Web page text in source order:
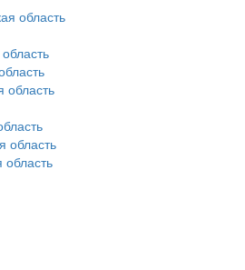
область
область
область
область